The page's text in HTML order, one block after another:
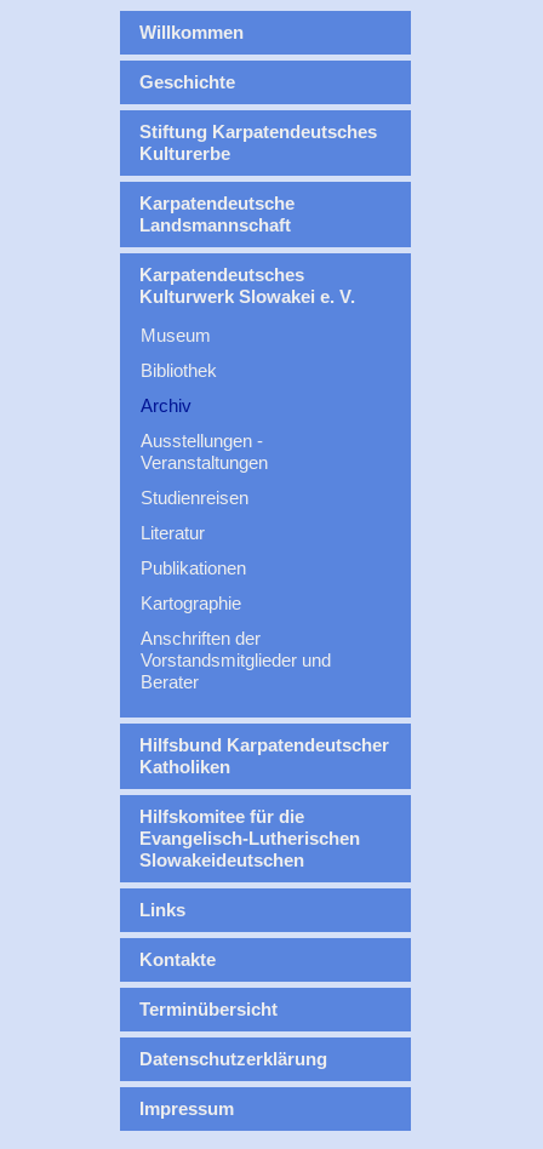
Willkommen
Geschichte
Stiftung Karpatendeutsches
Kulturerbe
Karpatendeutsche
Landsmannschaft
Karpatendeutsches
Kulturwerk Slowakei e. V.
Museum
Bibliothek
Archiv
Ausstellungen -
Veranstaltungen
Studienreisen
Literatur
Publikationen
Kartographie
Anschriften der
Vorstandsmitglieder und
Berater
Hilfsbund Karpatendeutscher
Katholiken
Hilfskomitee für die
Evangelisch-Lutherischen
Slowakeideutschen
Links
Kontakte
Terminübersicht
Datenschutzerklärung
Impressum